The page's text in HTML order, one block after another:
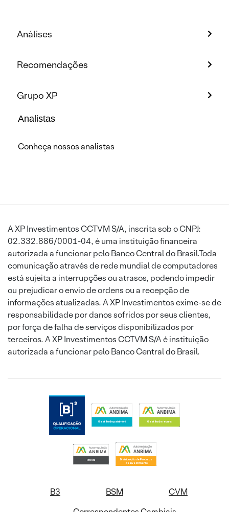
Análises
Recomendações
Grupo XP
Analistas
Conheça nossos analistas
A XP Investimentos CCTVM S/A, inscrita sob o CNPJ:
02.332.886/0001-04, é uma instituição financeira
autorizada a funcionar pelo Banco Central do Brasil.Toda
comunicação através de rede mundial de computadores
está sujeita a interrupções ou atrasos, podendo impedir
ou prejudicar o envio de ordens ou a recepção de
informações atualizadas. A XP Investimentos exime-se de
responsabilidade por danos sofridos por seus clientes,
por força de falha de serviços disponibilizados por
terceiros. A XP Investimentos CCTVM S/A é instituição
autorizada a funcionar pelo Banco Central do Brasil.
B3 BSM
CVM